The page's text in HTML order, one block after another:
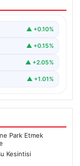
şehrin…
▲ +0.10%
▲ +0.15%
▲ +2.05%
▲ +1.01%
Park Etmek
Kesintisi